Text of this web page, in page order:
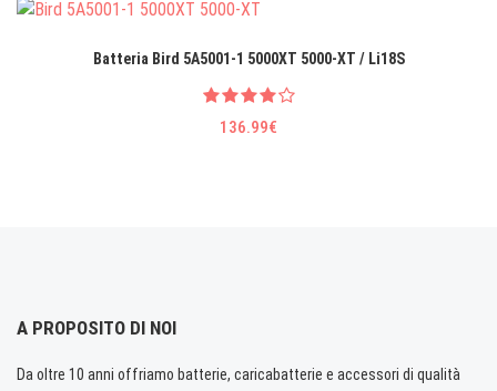
Batteria Bird 5A5001-1 5000XT 5000-XT / Li18S
136.99€
A PROPOSITO DI NOI
Da oltre 10 anni offriamo batterie, caricabatterie e accessori di qualità